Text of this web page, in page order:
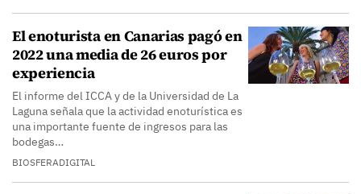
El enoturista en Canarias pagó en
2022 una media de 26 euros por
experiencia
El informe del ICCA y de la Universidad de La
Laguna señala que la actividad enoturística es
una importante fuente de ingresos para las
bodegas…
BIOSFERADIGITAL